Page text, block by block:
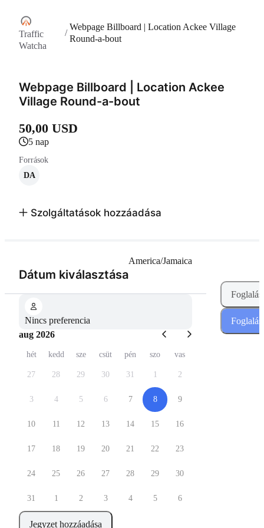
Traffic
Watcha
/
Webpage Billboard | Location Ackee Village
Round-a-bout
Webpage Billboard | Location Ackee
Village Round-a-bout
50,00 USD
5 nap
Források
DA
Szolgáltatások hozzáadása
Dátum kiválasztása(Lépés 1 a 2-ból)
America/Jamaica
Nincs preferencia
aug 2026
hét kedd sze csüt pén szo vas
27 28 29 30 31 1 2
3 4 5 6 7 8 9
10 11 12 13 14 15 16
17 18 19 20 21 22 23
24 25 26 27 28 29 30
31 1 2 3 4 5 6
Jegyzet hozzáadása
Foglalás
Foglalás